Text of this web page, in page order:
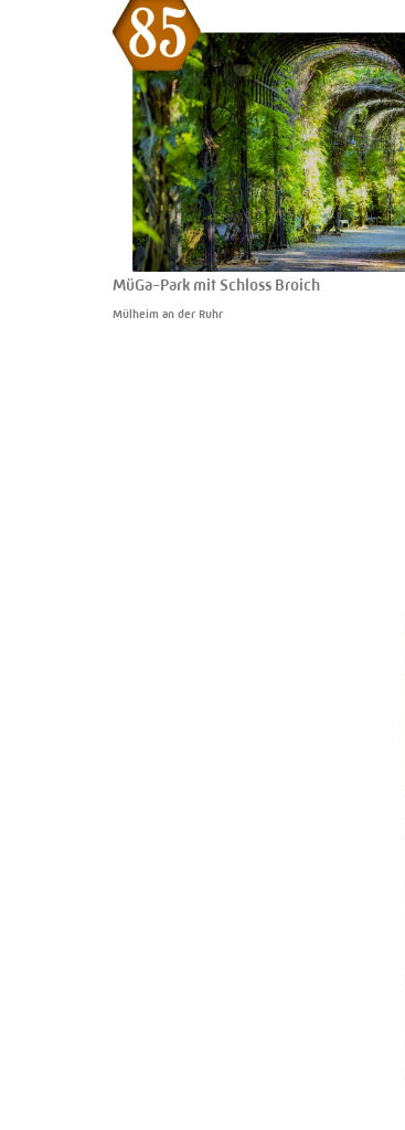
MüGa-Park mit Schloss Broich
Mülheim an der Ruhr